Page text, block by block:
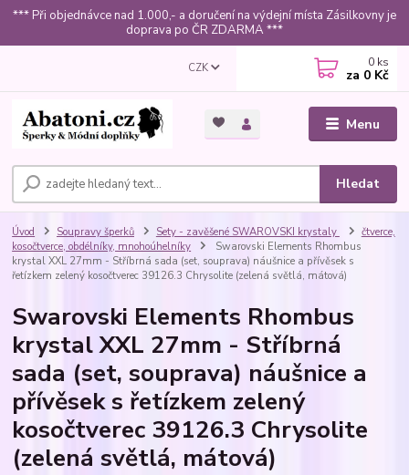
*** Při objednávce nad 1.000,- a doručení na výdejní místa Zásilkovny je
doprava po ČR ZDARMA ***
Menu
CZK
Hledat
0 ks
za 0 Kč
Úvod Soupravy šperků Sety - zavěšené SWAROVSKI krystaly
čtverce,
kosočtverce, obdélníky, mnohoúhelníky
Swarovski Elements Rhombus
krystal XXL 27mm - Stříbrná sada (set, souprava) náušnice a přívěsek s
řetízkem zelený kosočtverec 39126.3 Chrysolite (zelená světlá, mátová)
Swarovski Elements Rhombus
krystal XXL 27mm - Stříbrná
sada (set, souprava) náušnice a
přívěsek s řetízkem zelený
kosočtverec 39126.3 Chrysolite
(zelená světlá, mátová)